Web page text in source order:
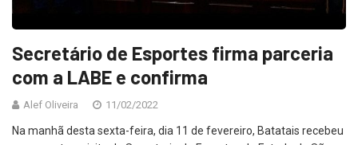
Secretário de Esportes firma parceria
com a LABE e confirma
Alef Oliveira 11/02/2022
Na manhã desta sexta-feira, dia 11 de fevereiro, Batatais recebeu